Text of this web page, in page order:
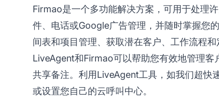
Firmao是一个多功能解决方案，可用于处理
件、电话或Google广告管理，并随时掌握您
间表和项目管理、获取潜在客户、工作流程和
LiveAgent和Firmao可以帮助您有效地管理
共享备注。利用LiveAgent工具，如我们超快
或设置您自己的云呼叫中心。